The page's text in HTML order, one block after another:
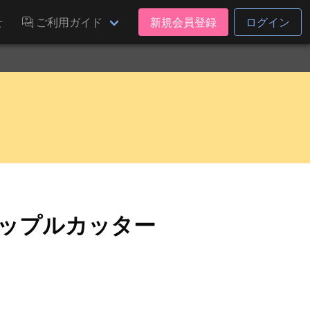
ご利用ガイド 新規会員登録 ログイン
プルカッター